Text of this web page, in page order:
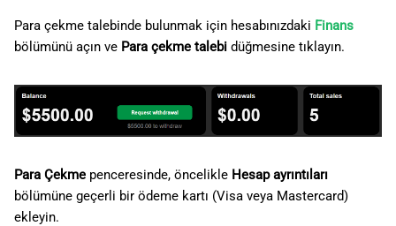
Türkçe
Para çekme talebinde bulunmak için hesabınızdaki Finans
bölümünü açın ve Para çekme talebi düğmesine tıklayın.
Para Çekme penceresinde, öncelikle Hesap ayrıntıları
bölümüne geçerli bir ödeme kartı (Visa veya Mastercard)
ekleyin.